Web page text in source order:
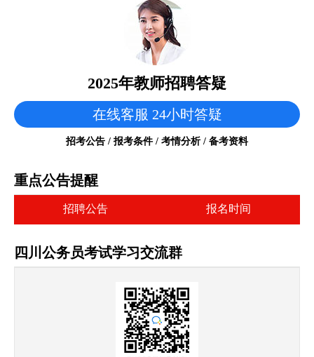
2025年教师招聘答疑
在线客服 24小时答疑
招考公告 / 报考条件 / 考情分析 / 备考资料
重点公告提醒
招聘公告 报名时间
四川公务员考试学习交流群